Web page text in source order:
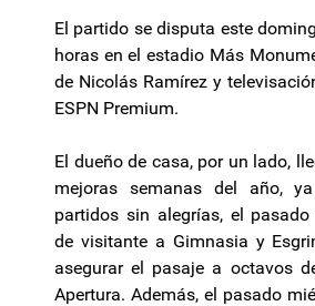
El partido se disputa este
horas en el estadio Más
de Nicolás Ramírez y
ESPN Premium.
El dueño de casa, por un lado,
mejoras semanas del año,
partidos sin alegrías, el
de visitante a Gimnasia y
asegurar el pasaje a octavos
Apertura. Además, el pasado